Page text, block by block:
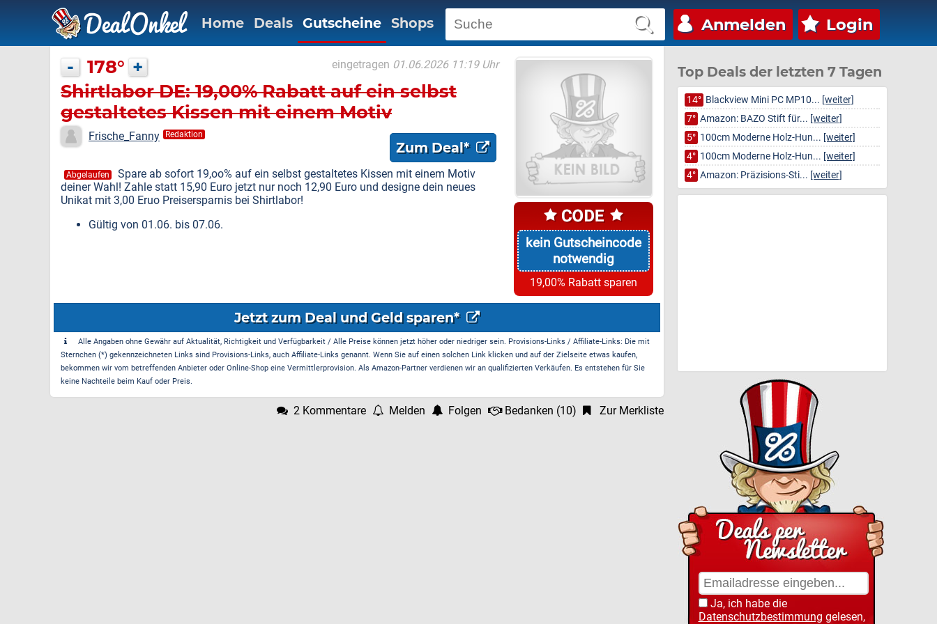
Anmelden Login
Home Deals Gutscheine Shops
kein Gutscheincode
notwendig
19,00% Rabatt sparen
- 178° + eingetragen 01.06.2026 11:19 Uhr
Shirtlabor DE: 19,00% Rabatt auf ein selbst
gestaltetes Kissen mit einem Motiv
Frische_Fanny Redaktion
Zum Deal*
Abgelaufen
Spare ab sofort 19,oo% auf ein selbst gestaltetes Kissen mit einem Motiv
deiner Wahl! Zahle statt 15,90 Euro jetzt nur noch 12,90 Euro und designe dein neues
Unikat mit 3,00 Eruo Preisersparnis bei Shirtlabor!
Gültig von 01.06. bis 07.06.
Jetzt zum Deal und Geld sparen*
Alle Angaben ohne Gewähr auf Aktualität, Richtigkeit und Verfügbarkeit / Alle Preise können jetzt höher oder niedriger sein. Provisions-Links / Affiliate-Links: Die mit
Sternchen (*) gekennzeichneten Links sind Provisions-Links, auch Affiliate-Links genannt. Wenn Sie auf einen solchen Link klicken und auf der Zielseite etwas kaufen,
bekommen wir vom betreffenden Anbieter oder Online-Shop eine Vermittlerprovision. Als Amazon-Partner verdienen wir an qualifizierten Verkäufen. Es entstehen für Sie
keine Nachteile beim Kauf oder Preis.
2 Kommentare Melden Folgen Bedanken (10) Zur Merkliste
Top Deals der letzten 7 Tagen
14° Blackview Mini PC MP10... [weiter]
7° Amazon: BAZO Stift für... [weiter]
5° 100cm Moderne Holz-Hun... [weiter]
4° 100cm Moderne Holz-Hun... [weiter]
4° Amazon: Präzisions-Sti... [weiter]
Ja, ich habe die
Datenschutzbestimmung gelesen,